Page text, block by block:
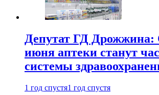
Депутат ГД Дрожжина:
июня аптеки станут
системы
1 год спустя1 год спустя